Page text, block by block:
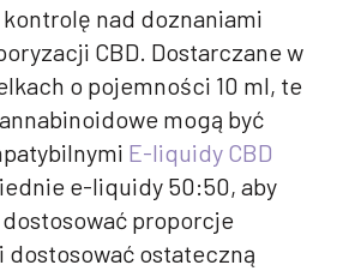
kontrolę nad doznaniami
CBD. Dostarczane w
o pojemności 10 ml, te
mogą być
E-liquidy CBD
e-liquidy 50:50, aby
proporcje
dostosować ostateczną